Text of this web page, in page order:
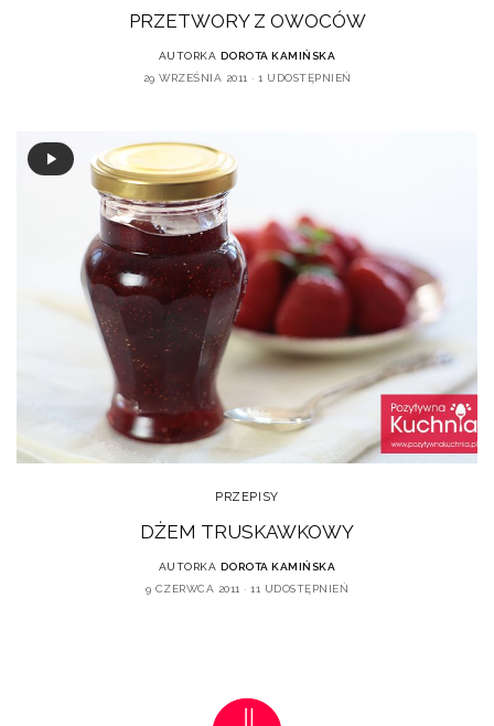
PRZETWORY Z OWOCÓW
AUTORKA DOROTA KAMIŃSKA
29 WRZEŚNIA 2011
1 UDOSTĘPNIEŃ
PRZEPISY
DŻEM TRUSKAWKOWY
AUTORKA DOROTA KAMIŃSKA
9 CZERWCA 2011
11 UDOSTĘPNIEŃ